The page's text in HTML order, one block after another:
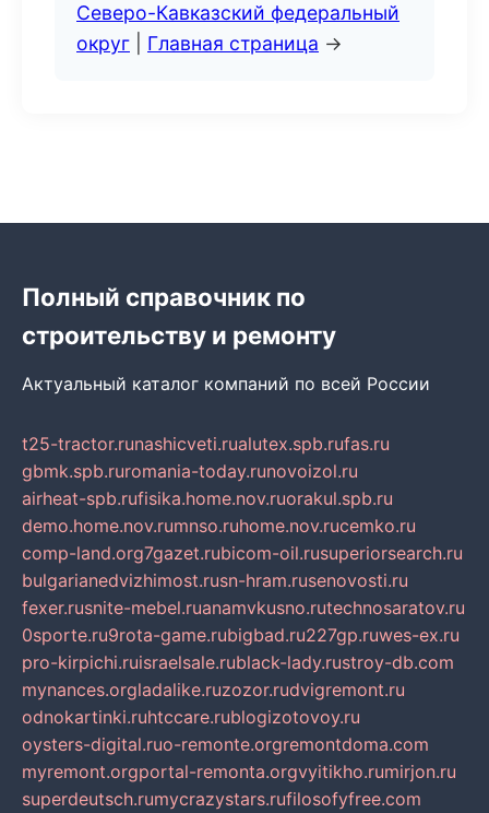
Северо-Кавказский федеральный
округ
Главная страница →
Полный справочник по
строительству и ремонту
Актуальный каталог компаний по всей России
t25-tractor.runashicveti.rualutex.spb.rufas.ru
gbmk.spb.ruromania-today.runovoizol.ru
airheat-spb.rufisika.home.nov.ruorakul.spb.ru
demo.home.nov.rumnso.ruhome.nov.rucemko.ru
comp-land.org7gazet.rubicom-oil.rusuperiorsearch.ru
bulgarianedvizhimost.rusn-hram.rusenovosti.ru
fexer.rusnite-mebel.ruanamvkusno.rutechnosaratov.ru
0sporte.ru9rota-game.rubigbad.ru227gp.ruwes-ex.ru
pro-kirpichi.ruisraelsale.rublack-lady.rustroy-db.com
mynances.orgladalike.ruzozor.rudvigremont.ru
odnokartinki.ruhtccare.rublogizotovoy.ru
oysters-digital.ruo-remonte.orgremontdoma.com
myremont.orgportal-remonta.orgvyitikho.rumirjon.ru
superdeutsch.rumycrazystars.rufilosofyfree.com